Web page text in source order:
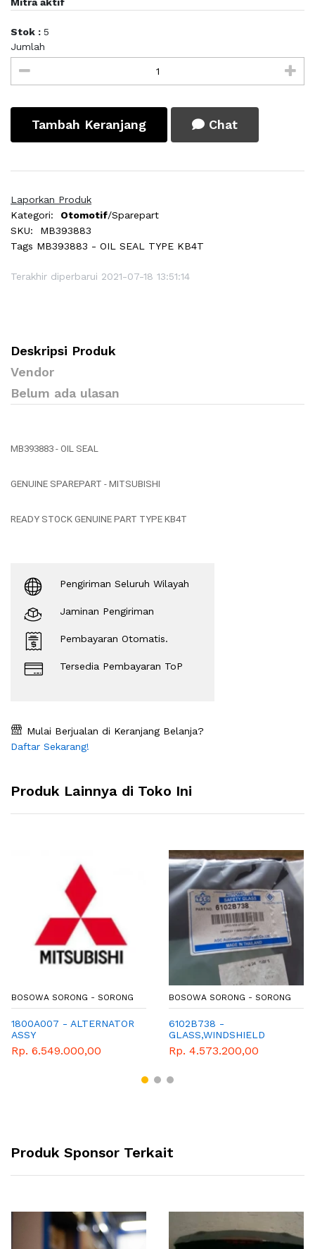
Mitra aktif
Stok : 5
Jumlah
Tambah Keranjang Chat
Laporkan Produk
Kategori:
Otomotif/Sparepart
SKU:
MB393883
Tags MB393883 - OIL SEAL TYPE KB4T
Terakhir diperbarui 2021-07-18 13:51:14
Deskripsi Produk
Vendor
Belum ada ulasan
MB393883 - OIL SEAL
GENUINE SPAREPART - MITSUBISHI
READY STOCK GENUINE PART TYPE KB4T
Pengiriman Seluruh Wilayah
Jaminan Pengiriman
Pembayaran Otomatis.
Tersedia Pembayaran ToP
Mulai Berjualan di Keranjang Belanja?
Daftar Sekarang!
Produk Lainnya di Toko Ini
BOSOWA SORONG - SORONG
1800A007 - ALTERNATOR
ASSY
Rp. 6.549.000,00
BOSOWA SORONG - SORONG
6102B738 -
GLASS,WINDSHIELD
Rp. 4.573.200,00
Produk Sponsor Terkait